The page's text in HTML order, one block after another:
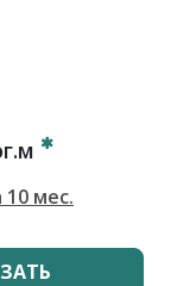
10 мес.